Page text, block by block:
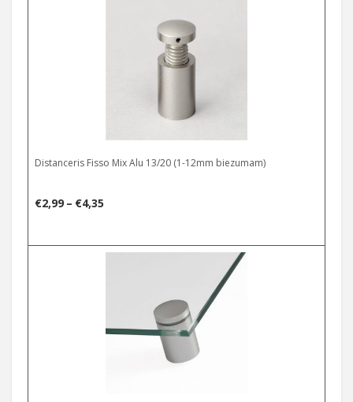
Distanceris Fisso Mix Alu 13/20 (1-12mm biezumam)
€2,99 – €4,35
€2,99